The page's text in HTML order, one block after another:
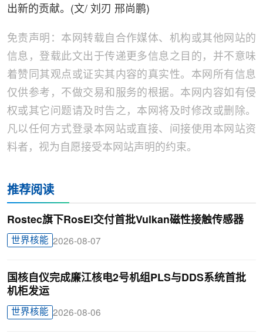
出新的贡献。(文/ 刘刃 邢尚鹏)
免责声明：本网转载自合作媒体、机构或其他网站的
信息，登载此文出于传递更多信息之目的，并不意味
着赞同其观点或证实其内容的真实性。本网所有信息
仅供参考，不做交易和服务的根据。本网内容如有侵
权或其它问题请及时告之，本网将及时修改或删除。
凡以任何方式登录本网站或直接、间接使用本网站资
料者，视为自愿接受本网站声明的约束。
推荐阅读
Rostec旗下RosEl交付首批Vulkan磁性接触传感器
世界核能 2026-08-07
国核自仪完成廉江核电2号机组PLS与DDS系统首批
机柜发运
世界核能 2026-08-06